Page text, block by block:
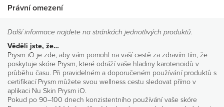
Tento balíček ADR kombinuje produkty LifePak+ a
LifePak+ obsahuje dobře známé vitamíny, minerály a bylinné
výtažky zaměřené na 9 klíčových funkcí vašeho těla a
pomáhají vám cítit se každý den co nejlépe. Produkty
MarineOmega díky 2 želatinovým tobolkám denně doplňují
vaši dietu o esenciální omega-3 mastné kyseliny, EPA a DHA.
Tyto dva doplňky stravy společně poskytují výživovou
podporu, která vám pomůže udržet zdravý životní styl.
Právní omezení
Další informace najdete na stránkách jednotlivých produktů.
Věděli jste, že…
Prysm iO je zde, aby vám pomohl na vaší cestě za zdravím tím, že
poskytuje skóre Prysm, které odráží vaše hladiny karotenoidů v
průběhu času. Při pravidelném a doporučeném používání produktů s
certifikací Prysm můžete svou wellness cestu sledovat přímo v
aplikaci Nu Skin Prysm iO.
Pokud po 90–100 dnech konzistentního používání vaše skóre